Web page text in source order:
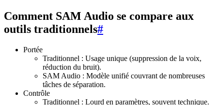
Comment SAM Audio se compare aux
outils traditionnels#
Portée
Traditionnel : Usage unique (suppression de la voix,
réduction du bruit).
SAM Audio : Modèle unifié couvrant de nombreuses
tâches de séparation.
Contrôle
Traditionnel : Lourd en paramètres, souvent technique.